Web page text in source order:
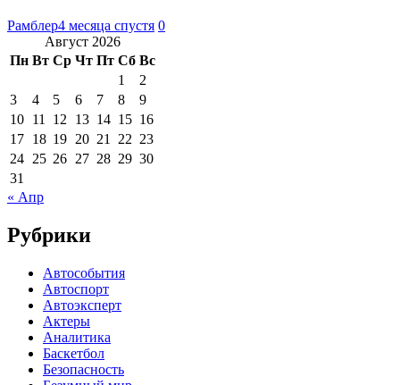
Рамблер4 месяца спустя 0
Август 2026
Пн Вт Ср Чт Пт Сб Вс
1
2
3
4 5 6 7 8
9
10 11 12 13 14 15 16
17 18 19 20 21 22 23
24 25 26 27 28 29 30
31
« Апр
Рубрики
Автособытия
Автоспорт
Автоэксперт
Актеры
Аналитика
Баскетбол
Безопасность